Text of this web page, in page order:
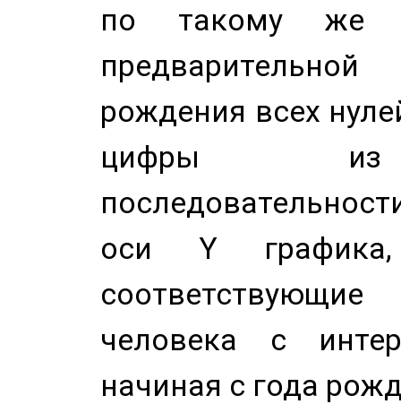
по такому же
рождения всех
цифры из
оси Y
человека с
начиная с года